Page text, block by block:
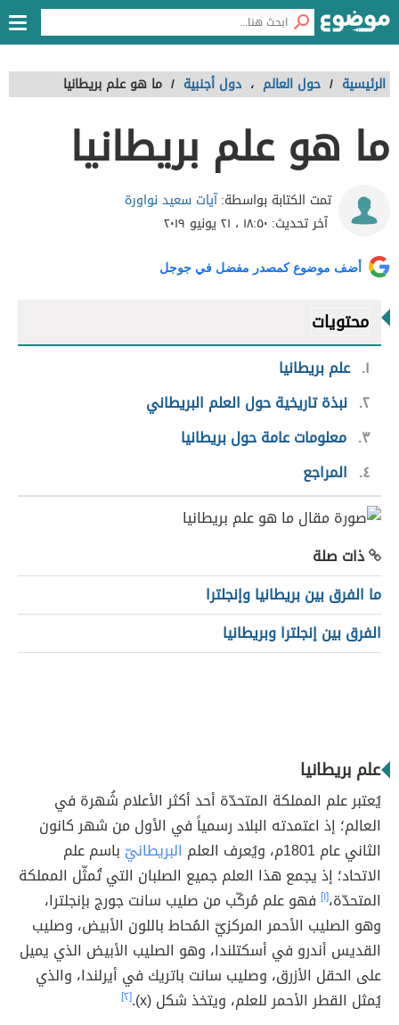
الرئيسية / حول العالم ، دول أجنبية / ما هو علم بريطانيا
ما هو علم بريطانيا
تمت الكتابة بواسطة:آيات سعيد نواورة
آخر تحديث: ١٨:٥٠ ، ٢١ يونيو ٢٠١٩
أضف موضوع كمصدر مفضل في جوجل
محتويات
١ علم بريطانيا
٢ نبذة تاريخية حول العلم البريطاني
٣ معلومات عامة حول بريطانيا
٤
المراجع
ذات صلة
ما الفرق بين بريطانيا وإنجلترا
الفرق بين إنجلترا وبريطانيا
علم بريطانيا
يُعتبر علم المملكة المتحدّة أحد أكثر الأعلام شُهرة في
العالم؛ إذ اعتمدته البلاد رسمياً في الأول من شهر كانون
الثاني عام 1801م، ويُعرف العلم
البريطانيّ باسم علم
الاتحاد؛ إذ يجمع هذا العلم جميع الصلبان التي تُمثّل المملكة
المتحدّة،[١] فهو علم مُركّب من صليب سانت جورج بإنجلترا،
وهو الصليب الأحمر المركزيّ المُحاط باللون الأبيض، وصليب
القديس أندرو في أسكتلندا، وهو الصليب الأبيض الذي يميل
على الحقل الأزرق، وصليب سانت باتريك في أيرلندا، والذي
يُمثل القطر الأحمر للعلم، ويتخذ شكل (x).
[٢]